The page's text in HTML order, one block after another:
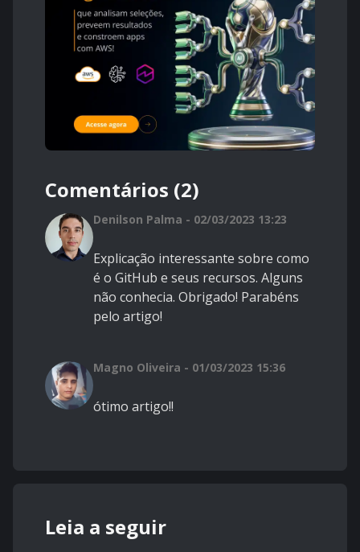
Comentários (2)
Denilson Palma - 02/03/2023 13:23
Explicação interessante sobre como
é o GitHub e seus recursos. Alguns
não conhecia. Obrigado! Parabéns
pelo artigo!
Magno Oliveira - 01/03/2023 15:36
ótimo artigo!!
Leia a seguir